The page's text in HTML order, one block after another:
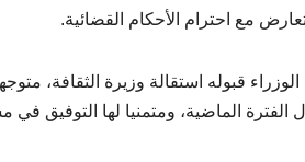
مع احترام الأحكام القضائية.
قبوله استقالة وزيرة الثقافة،
الفترة الماضية، ومتمنيا لها التوفيق في